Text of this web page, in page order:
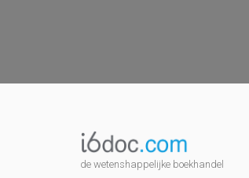
de wetenshappelijke boekhandel